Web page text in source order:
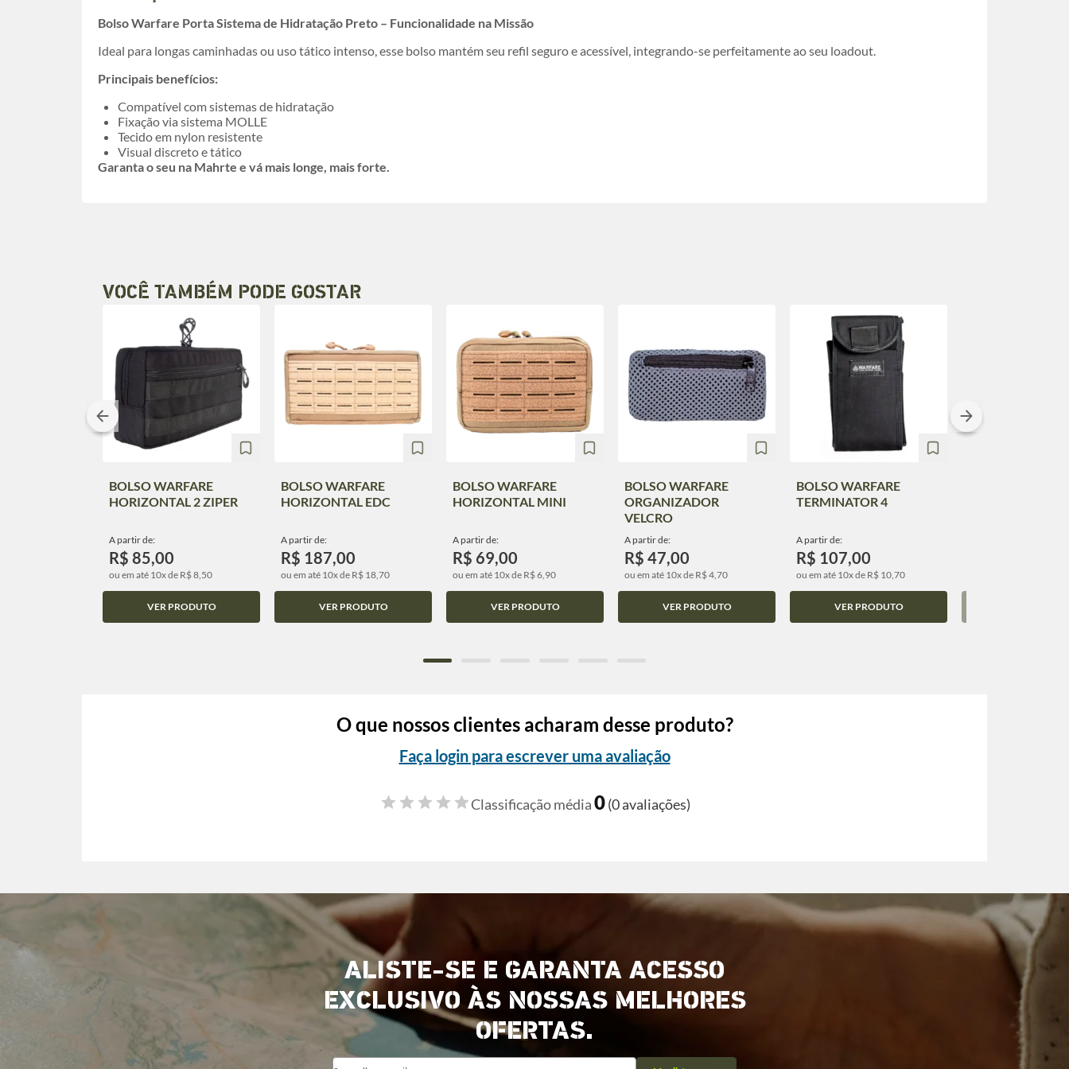
Bolso Warfare Porta Sistema de Hidratação Preto – Funcionalidade na Missão
Ideal para longas caminhadas ou uso tático intenso, esse bolso mantém seu refil seguro e acessível, integrando-se perfeitamente ao seu loadout.
Principais benefícios:
Compatível com sistemas de hidratação
Fixação via sistema MOLLE
Tecido em nylon resistente
Visual discreto e tático
Garanta o seu na Mahrte e vá mais longe, mais forte.
VOCÊ TAMBÉM PODE GOSTAR
BOLSO WARFARE
HORIZONTAL 2 ZIPER
A partir de:
R$ 85,00
ou em até 10x de R$ 8,50
VER PRODUTO
BOLSO WARFARE
HORIZONTAL EDC
A partir de:
R$ 187,00
ou em até 10x de R$ 18,70
VER PRODUTO
BOLSO WARFARE
HORIZONTAL MINI
A partir de:
R$ 69,00
ou em até 10x de R$ 6,90
VER PRODUTO
BOLSO WARFARE
ORGANIZADOR
VELCRO
A partir de:
R$ 47,00
ou em até 10x de R$ 4,70
VER PRODUTO
BOLSO WARFARE
TERMINATOR 4
A partir de:
R$ 107,00
ou em até 10x de R$ 10,70
VER PRODUTO
O que nossos clientes acharam desse produto?
Faça login para escrever uma avaliação
Classificação média0(0 avaliações)
ALISTE-SE E GARANTA ACESSO
EXCLUSIVO ÀS NOSSAS MELHORES
OFERTAS.